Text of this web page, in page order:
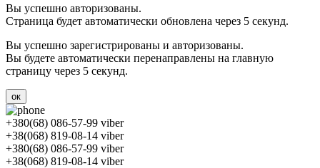
Вы успешно авторизованы.
Страница будет автоматически обновлена через 5 секунд.
Вы успешно зарегистрированы и авторизованы.
Вы будете автоматически перенаправлены на главную
страницу через 5 секунд.
ок
+380(68) 086-57-99 viber
+38(068) 819-08-14 viber
+380(68) 086-57-99 viber
+38(068) 819-08-14 viber